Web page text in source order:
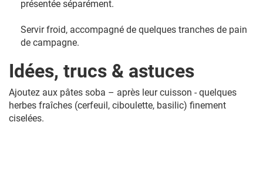
présentée séparément.
Servir froid, accompagné de quelques tranches de pain
de campagne.
Idées, trucs & astuces
Ajoutez aux pâtes soba – après leur cuisson - quelques
herbes fraîches (cerfeuil, ciboulette, basilic) finement
ciselées.